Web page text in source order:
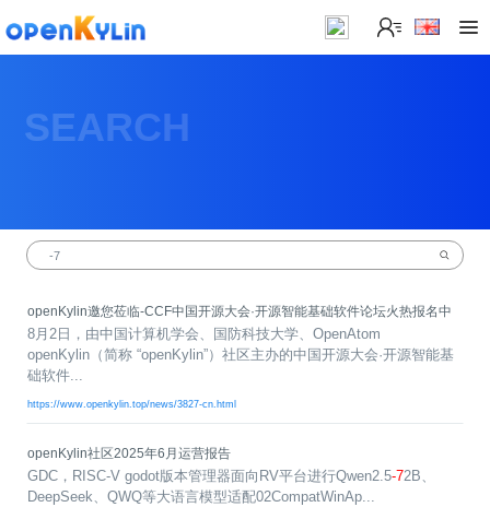
>
>
o
e
n
K
y
l
i
n
2
.
0
>
行
版
兼
容
衍
生
发
行
版
>
像
源
镜
>
关
于
区
社
区
介
绍
社
区
架
>
社
交
社
区
>
社
动
态
>
社
区
资
闻
动
态
社
区
活
>
学
习
学
资
源
开
>
开
>
支
SEARCH
openKylin邀您莅临-CCF中国开源大会·开源智能基础软件论坛火热报名中
8月2日，由中国计算机学会、国防科技大学、OpenAtom
openKylin（简称 “openKylin”）社区主办的中国开源大会·开源智能基
础软件...
https://www.openkylin.top/news/3827-cn.html
openKylin社区2025年6月运营报告
GDC，RISC-V godot版本管理器面向RV平台进行Qwen2.5-72B、
DeepSeek、QWQ等大语言模型适配02CompatWinAp...